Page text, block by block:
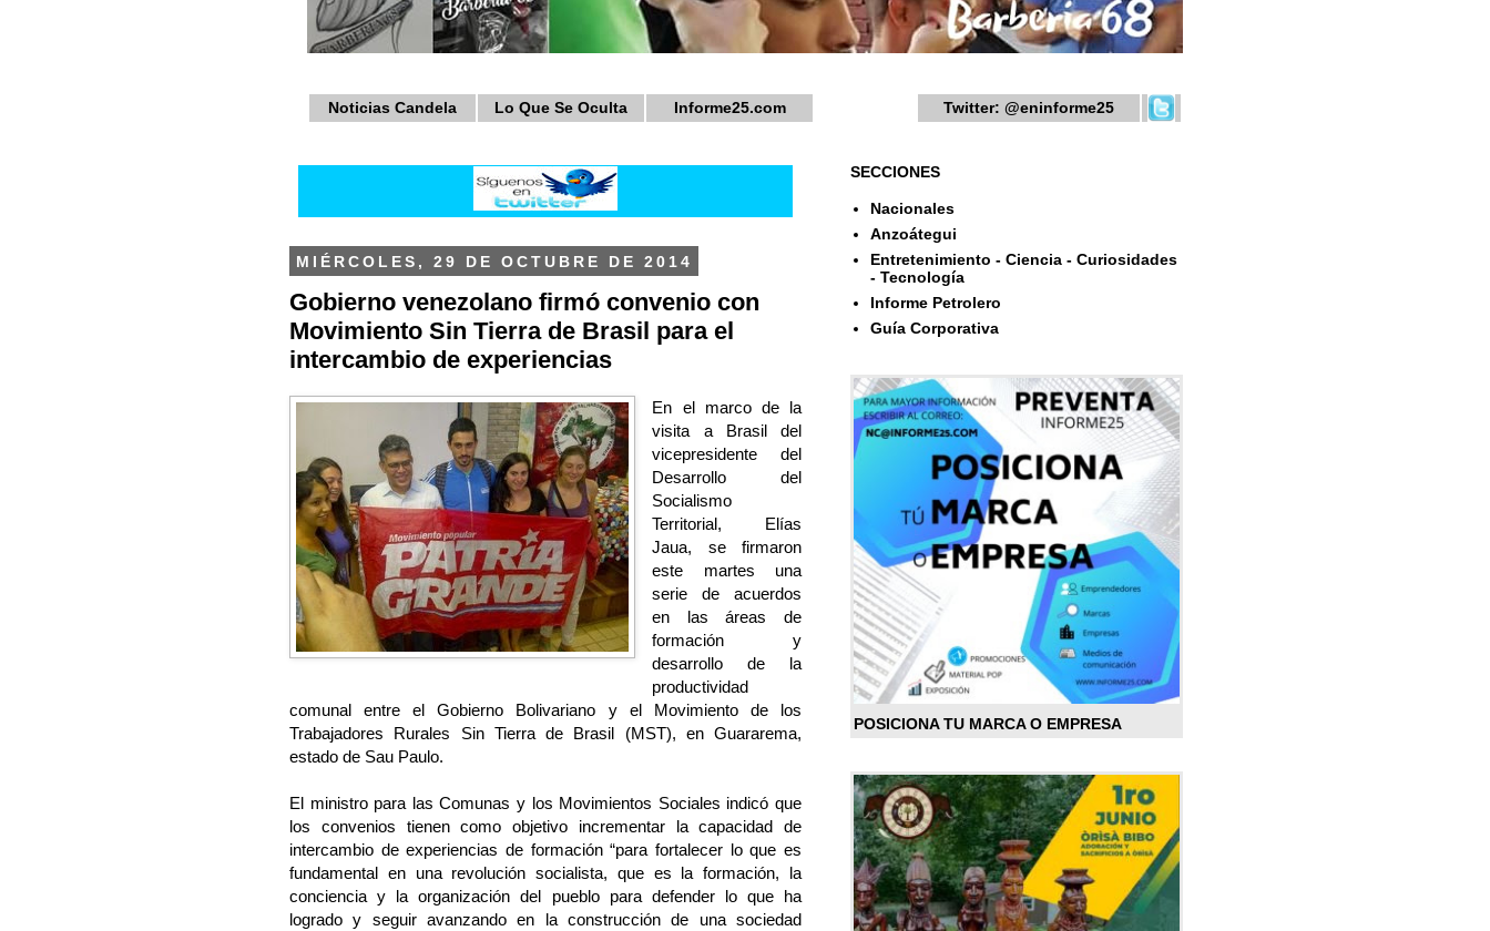
Noticias Candela Lo Que Se Oculta Informe25.com Twitter: @eninforme25
MIÉRCOLES, 29 DE OCTUBRE DE 2014
Gobierno venezolano firmó convenio con
Movimiento Sin Tierra de Brasil para el
intercambio de experiencias
En el marco de la
visita a Brasil del
vicepresidente del
Desarrollo del
Socialismo
Territorial, Elías
Jaua, se firmaron
este martes una
serie de acuerdos
en las áreas de
formación y
desarrollo de la
productividad
comunal entre el Gobierno Bolivariano y el Movimiento de los
Trabajadores Rurales Sin Tierra de Brasil (MST), en Guararema,
estado de Sau Paulo.
El ministro para las Comunas y los Movimientos Sociales indicó que
los convenios tienen como objetivo incrementar la capacidad de
intercambio de experiencias de formación “para fortalecer lo que es
fundamental en una revolución socialista, que es la formación, la
conciencia y la organización del pueblo para defender lo que ha
logrado y seguir avanzando en la construcción de una sociedad
SECCIONES
Nacionales
Anzoátegui
Entretenimiento - Ciencia - Curiosidades
- Tecnología
Informe Petrolero
Guía Corporativa
POSICIONA TU MARCA O EMPRESA